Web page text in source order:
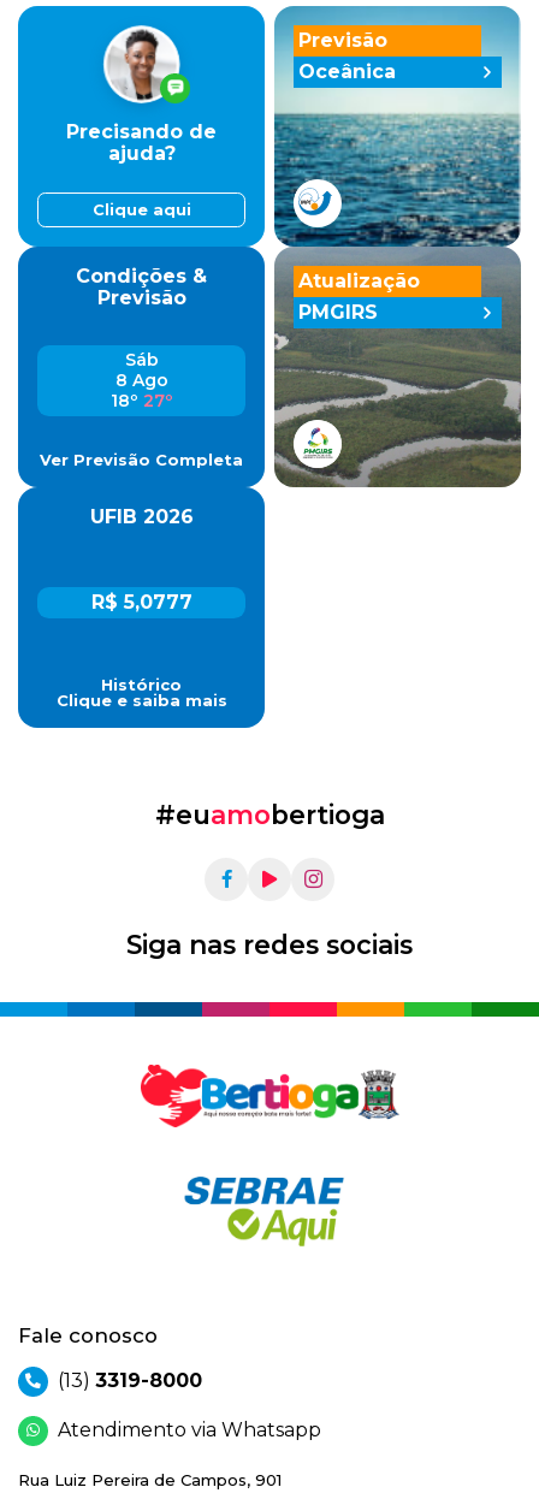
Previsão
Oceânica
Precisando de
ajuda?
Clique aqui
Condições &
Previsão
Sáb
8 Ago
18º 27º
Ver Previsão Completa
UFIB 2026
R$ 5,0777
Histórico
Clique e saiba mais
Atualização
PMGIRS
#euamobertioga
Siga nas redes sociais
Fale conosco
(13) 3319-8000
Atendimento via Whatsapp
Rua Luiz Pereira de Campos, 901